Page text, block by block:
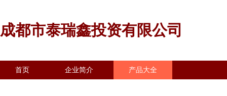
成都市泰瑞鑫投资有限公司
首页 企业简介 产品大全